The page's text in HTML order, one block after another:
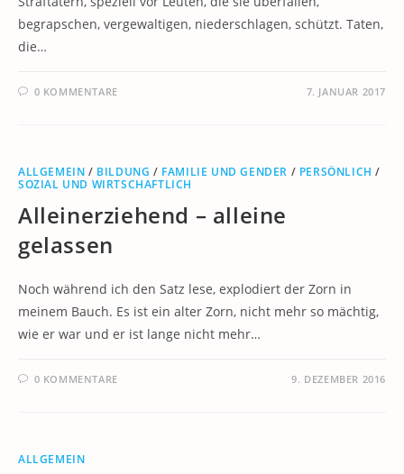
begrapschen, vergewaltigen, niederschlagen, schützt. Taten,
die…
0 KOMMENTARE 7. JANUAR 2017
ALLGEMEIN / BILDUNG / FAMILIE UND GENDER / PERSÖNLICH /
SOZIAL UND WIRTSCHAFTLICH
Alleinerziehend – alleine
gelassen
Noch während ich den Satz lese, explodiert der Zorn in
meinem Bauch. Es ist ein alter Zorn, nicht mehr so mächtig,
wie er war und er ist lange nicht mehr…
0 KOMMENTARE 9. DEZEMBER 2016
ALLGEMEIN